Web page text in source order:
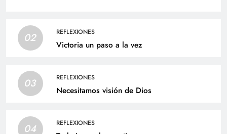
02 REFLEXIONES
Victoria un paso a la vez
03 REFLEXIONES
Necesitamos visión de Dios
04 REFLEXIONES